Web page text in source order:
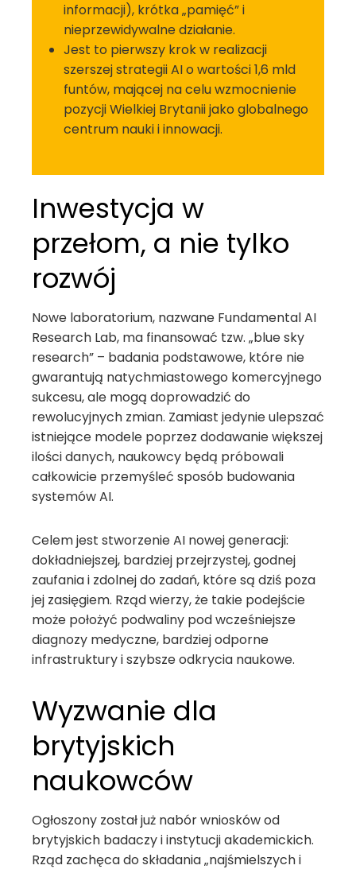
informacji), krótka „pamięć” i
nieprzewidywalne działanie.
Jest to pierwszy krok w realizacji
szerszej strategii AI o wartości 1,6 mld
funtów, mającej na celu wzmocnienie
pozycji Wielkiej Brytanii jako globalnego
centrum nauki i innowacji.
Inwestycja w
przełom, a nie tylko
rozwój
Nowe laboratorium, nazwane Fundamental AI
Research Lab, ma finansować tzw. „blue sky
research” – badania podstawowe, które nie
gwarantują natychmiastowego komercyjnego
sukcesu, ale mogą doprowadzić do
rewolucyjnych zmian. Zamiast jedynie ulepszać
istniejące modele poprzez dodawanie większej
ilości danych, naukowcy będą próbowali
całkowicie przemyśleć sposób budowania
systemów AI.
Celem jest stworzenie AI nowej generacji:
dokładniejszej, bardziej przejrzystej, godnej
zaufania i zdolnej do zadań, które są dziś poza
jej zasięgiem. Rząd wierzy, że takie podejście
może położyć podwaliny pod wcześniejsze
diagnozy medyczne, bardziej odporne
infrastruktury i szybsze odkrycia naukowe.
Wyzwanie dla
brytyjskich
naukowców
Ogłoszony został już nabór wniosków od
brytyjskich badaczy i instytucji akademickich.
Rząd zachęca do składania „najśmielszych i